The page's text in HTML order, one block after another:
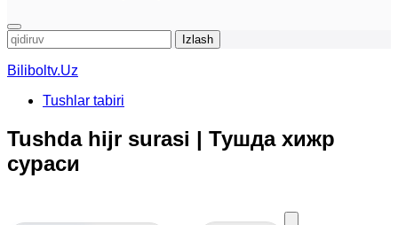
Qidirshish:
Biliboltv.Uz
Tushlar tabiri
Tushda hijr surasi | Тушда хижр
сураси